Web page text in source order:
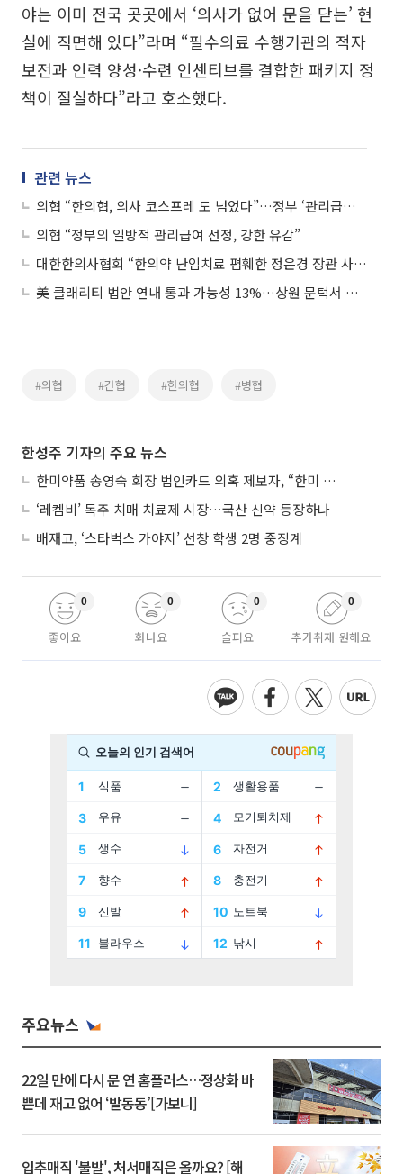
야는 이미 전국 곳곳에서 ‘의사가 없어 문을 닫는’ 현
실에 직면해 있다”라며 “필수의료 수행기관의 적자
보전과 인력 양성·수련 인센티브를 결합한 패키지 정
책이 절실하다”라고 호소했다.
관련 뉴스
의협 “한의협, 의사 코스프레 도 넘었다”…정부 ‘관리급여’에 강력 대응
의협 “정부의 일방적 관리급여 선정, 강한 유감”
대한한의사협회 “한의약 난임치료 폄훼한 정은경 장관 사과하라”
美 클래리티 법안 연내 통과 가능성 13%…상원 문턱서 제동
#의협 #간협 #한의협 #병협
한성주 기자의 주요 뉴스
한미약품 송영숙 회장 법인카드 의혹 제보자, “한미 잘 되기 바라는 마음”
‘레켐비’ 독주 치매 치료제 시장…국산 신약 등장하나
배재고, ‘스타벅스 가야지’ 선창 학생 2명 중징계
좋아요
0
화나요
0
슬퍼요
0
추가취재 원해요
0
주요뉴스
22일 만에 다시 문 연 홈플러스…정상화 바
쁜데 재고 없어 ‘발동동’[가보니]
입추매직 '불발', 처서매직은 올까요? [해